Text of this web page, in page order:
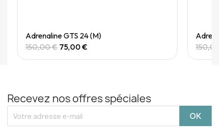
Quick View
Adrenaline GTS 24 (M)
150,00 € 75,00 €
Recevez nos offres spéciales